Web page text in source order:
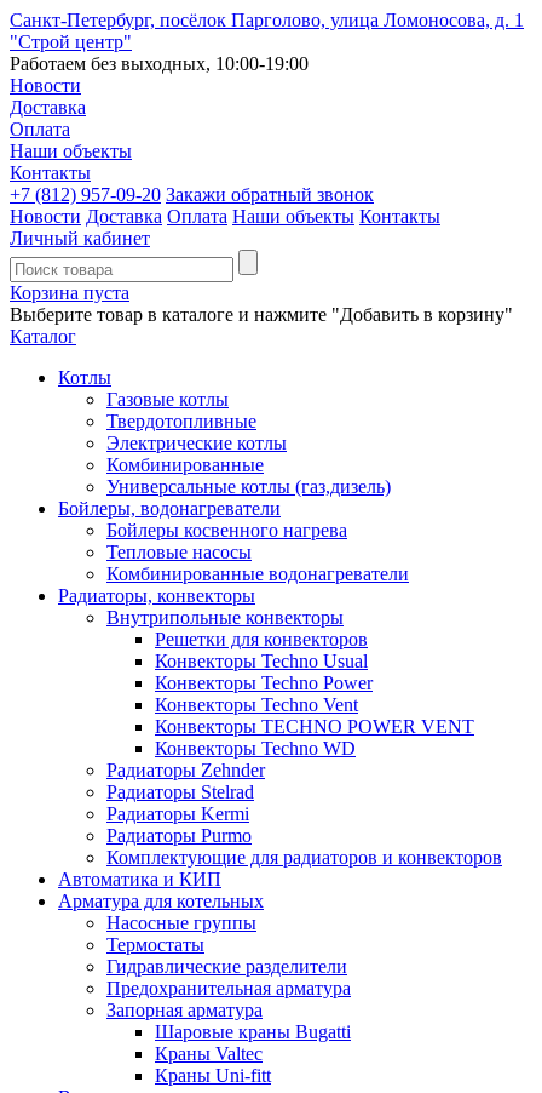
Санкт-Петербург, посёлок Парголово, улица Ломоносова, д. 1
"Строй центр"
Работаем без выходных, 10:00-19:00
Новости
Доставка
Оплата
Наши объекты
Контакты
+7 (812) 957-09-20 Закажи обратный звонок
Новости Доставка Оплата Наши объекты Контакты
Личный кабинет
Корзина пуста
Выберите товар в каталоге и нажмите "Добавить в корзину"
Каталог
Котлы
Газовые котлы
Твердотопливные
Электрические котлы
Комбинированные
Универсальные котлы (газ,дизель)
Бойлеры, водонагреватели
Бойлеры косвенного нагрева
Тепловые насосы
Комбинированные водонагреватели
Радиаторы, конвекторы
Внутрипольные конвекторы
Решетки для конвекторов
Конвекторы Techno Usual
Конвекторы Techno Power
Конвекторы Techno Vent
Конвекторы TECHNO POWER VENT
Конвекторы Techno WD
Радиаторы Zehnder
Радиаторы Stelrad
Радиаторы Kermi
Радиаторы Purmo
Комплектующие для радиаторов и конвекторов
Автоматика и КИП
Арматура для котельных
Насосные группы
Термостаты
Гидравлические разделители
Предохранительная арматура
Запорная арматура
Шаровые краны Bugatti
Краны Valtec
Краны Uni-fitt